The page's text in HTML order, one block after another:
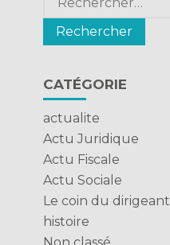
CATÉGORIE
actualite
Actu Juridique
Actu Fiscale
Actu Sociale
Le coin du dirigeant
histoire